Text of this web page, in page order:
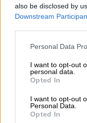
also be disclosed by
Downstream
Please note that this
not limited to your
grant or deny
use your data for
consent section.
Personal Data
I want to opt-out
personal data.
Opted In
I want to opt-out
Personal Data.
Opted In